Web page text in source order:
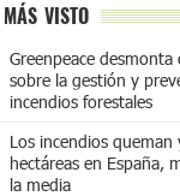
VISTO
Greenpeace desmonta
sobre la gestión y
incendios forestales
Los incendios queman
hectáreas en España,
la media